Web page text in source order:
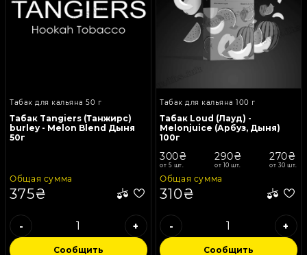
Табак для кальяна 50 г
Табак Tangiers (Танжирс)
burley - Melon Blend Дыня
50г
Общая сумма
375₴
- +
Сообщить
Табак для кальяна 100 г
Табак Loud (Лауд) -
Melonjuice (Арбуз, Дыня)
100г
300₴
от 5 шт.
290₴
от 10 шт.
270₴
от 30 шт.
Общая сумма
310₴
- +
Сообщить